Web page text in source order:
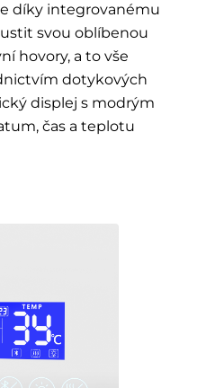
díky integrovanému
svou oblíbenou
hovory, a to vše
dotykových
displej s modrým
čas a teplotu